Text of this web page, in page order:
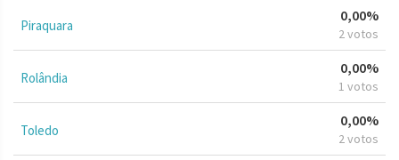
Piraquara
0,00%
2 votos
Rolândia
0,00%
1 votos
Toledo
0,00%
2 votos